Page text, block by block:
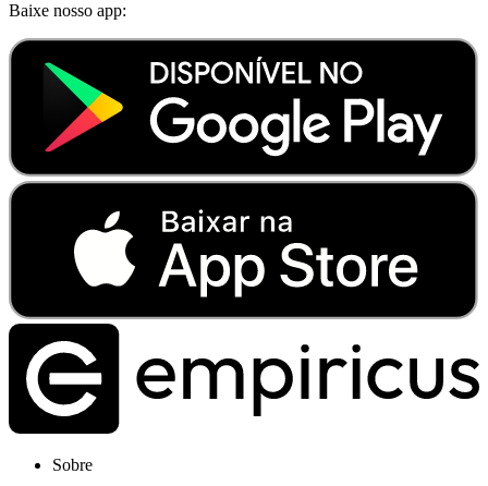
Baixe nosso app:
Sobre